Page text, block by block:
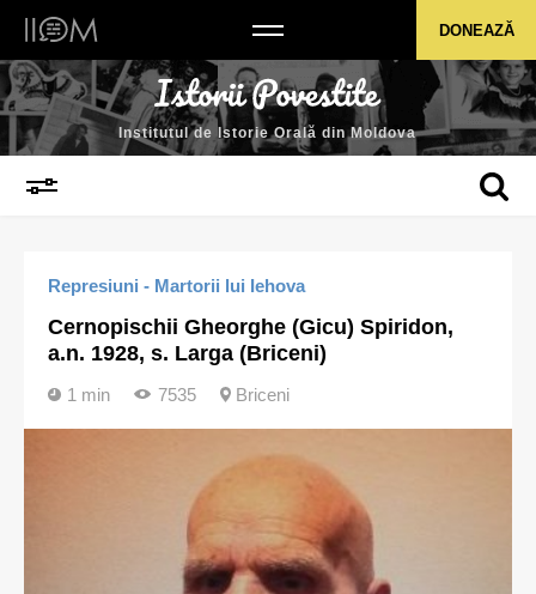
Institutul de Istorie Orală din MoldovaDONEAZĂ
Institutul de Istorie Orală din Moldova
Represiuni - Martorii lui Iehova
Cernopischii Gheorghe (Gicu) Spiridon,
a.n. 1928, s. Larga (Briceni)
1 min 7535 Briceni